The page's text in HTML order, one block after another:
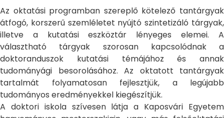
Az oktatási programban szereplő kötelező tantárgyak
átfogó, korszerű szemléletet nyújtó szintetizáló tárgyak,
illetve a kutatási eszköztár lényeges elemei. A
választható tárgyak szorosan kapcsolódnak a
doktoranduszok kutatási témájához és annak
tudományági besorolásához. Az oktatott tantárgyak
tartalmát folyamatosan fejlesztjük, a legújabb
tudományos eredményekkel kiegészítjük.
A doktori iskola szívesen látja a Kaposvári Egyetem